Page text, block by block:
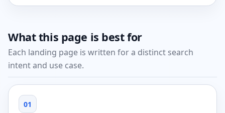
What this page is best for
Each landing page is written for a distinct search
intent and use case.
01